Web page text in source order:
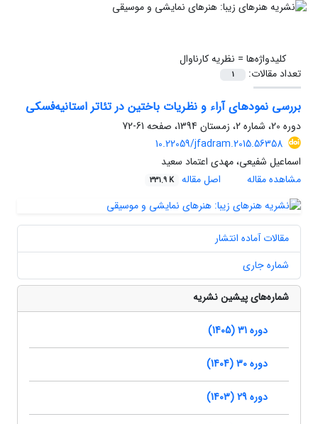
کلیدواژه‌ها = نظریه کارناوال
تعداد مقالات:
1
بررسی نمودهای آراء و نظریات باختین در تئاتر استانیه‌فسکی
دوره 20، شماره 2، زمستان 1394، صفحه
61-72
10.22059/jfadram.2015.56358
اسماعیل شفیعی، مهدی اعتماد سعید
مشاهده مقاله
اصل مقاله 331.9 K
مقالات آماده انتشار
شماره جاری
شماره‌های پیشین نشریه
دوره 31 (1405)
دوره 30 (1404)
دوره 29 (1403)